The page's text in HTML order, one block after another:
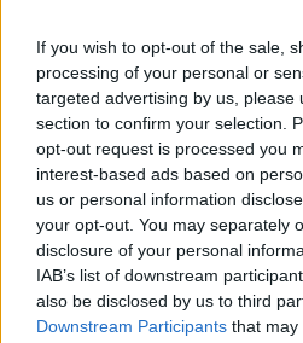
If you wish to opt-out of the sale,
processing of your personal or
targeted advertising by us, please
section to confirm your selection.
opt-out request is processed you
interest-based ads based on
us or personal information
your opt-out. You may separately
disclosure of your personal
IAB’s list of downstream
also be disclosed by us to third
Downstream Participants that may
ψάχνουν οι τηλεθεατές»
MEDIA
Αντώνιος και Κλεοπάτρα:
επεισόδια και guest
Ποιους θα δούμε στα πρώτα
επεισόδια
HOLLYWOOD